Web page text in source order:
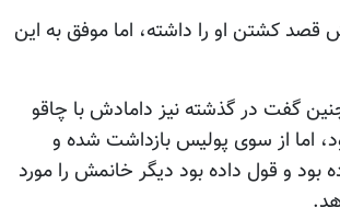
قصد کشتن او را داشته، اما موفق به این
گفت در گذشته نیز دامادش با چاقو
اما از سوی پولیس بازداشت شده و
بود و قول داده بود دیگر خانمش را مورد